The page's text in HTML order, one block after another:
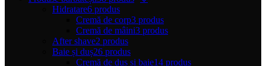
Hidratare6 produs
Cremă de corp3 produs
Cremă de mâini3 produs
After shave2 produs
Baie și duș26 produs
Cremă de duș și baie14 produs